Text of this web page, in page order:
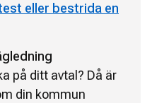
eller bestrida en
på ditt avtal? Då är
din kommun